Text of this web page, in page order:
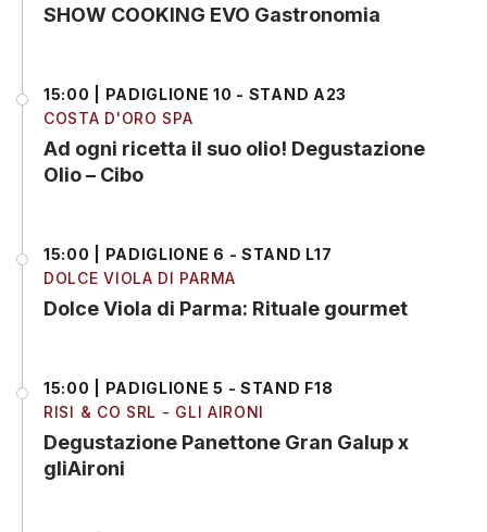
SHOW COOKING EVO Gastronomia
15:00 | PADIGLIONE 10 - STAND A23
COSTA D'ORO SPA
Ad ogni ricetta il suo olio! Degustazione
Olio – Cibo
15:00 | PADIGLIONE 6 - STAND L17
DOLCE VIOLA DI PARMA
Dolce Viola di Parma: Rituale gourmet
15:00 | PADIGLIONE 5 - STAND F18
RISI & CO SRL - GLI AIRONI
Degustazione Panettone Gran Galup x
gliAironi